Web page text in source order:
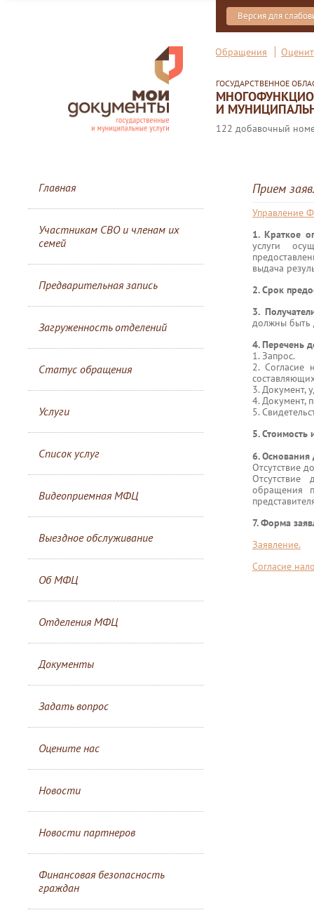
Версия для
Обращения
ГОСУДАРСТВЕННОЕ
И
122 добавочный
Главная
Участникам СВО и членам их
семей
Предварительная запись
Загруженность отделений
Статус обращения
Услуги
Список услуг
Видеоприемная МФЦ
Выездное обслуживание
Об МФЦ
Отделения МФЦ
Документы
Задать вопрос
Оцените нас
Новости
Новости партнеров
Финансовая безопасность
граждан
Прием
Управление
1. Краткое
услуги
выдача
2. Срок
3.
должны быть
4. Перечень
1. Запрос.
2. Согласие
3. Документ,
4. Документ,
5.
5.
6. Основания
Отсутствие
Отсутствие
обращения
7. Форма
Заявление.
Согласие